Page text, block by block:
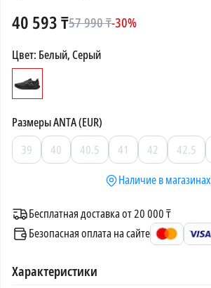
40 593₸57 990₸-30%
Цвет: Белый, Серый
РазмерыANTA (EUR)
39 40 40.5 41 42 42.5
Наличие в магазинах
Бесплатная доставка от 20 000 ₸
Безопасная оплата на сайте
Характеристики